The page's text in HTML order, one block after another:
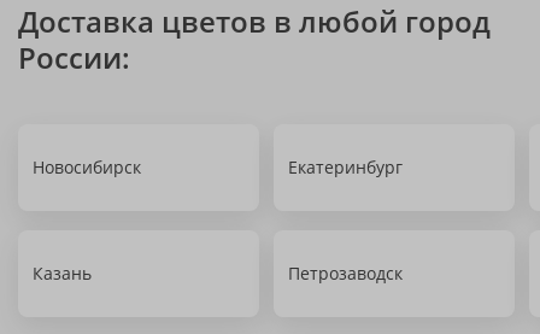
Доставка цветов в любой город
России:
Новосибирск Екатеринбург
Казань Петрозаводск